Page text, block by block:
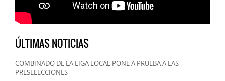
ÚLTIMAS NOTICIAS
COMBINADO DE LA LIGA LOCAL PONE A PRUEBA A LAS
PRESELECCIONES